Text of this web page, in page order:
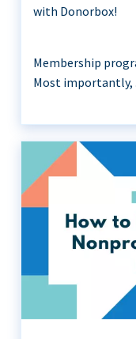
with Donorbox!
Membership
Most importantly,